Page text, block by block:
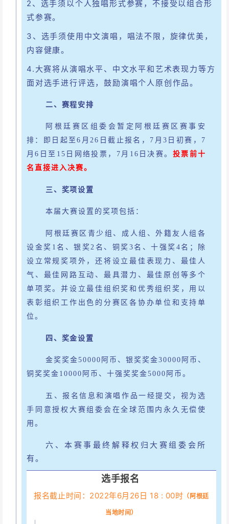
2、选手须以个人独唱形式参赛，不接受以组合形
式参赛。
3、选手须使用中文演唱，唱法不限，旋律优美，
内容健康。
4.大赛将从演唱水平、中文水平和艺术表现力等方
面对选手进行评选，鼓励演唱个人原创作品。
二、赛程安排
阿根廷赛区组委会暂定阿根廷赛区赛事安
排：即日起至6月26日截止报名，7月3日初赛，7
月6日至15日网络投票，7月16日决赛。 投票前十
名直接进入决赛。
三、奖项设置
本届大赛设置的奖项包括：
阿根廷赛区青少组、成人组、外籍友人组各
设金奖 1名、银奖2名、铜奖3名、十强奖4名；除
设立常规奖项外，还将设立最佳表现力、最佳人
气、最佳网路互动、最具潜力、最佳原创等多个
单项奖。并设立最佳组织奖和优秀组织奖，用以
表彰组织工作出色的分赛区各协办单位和支持单
位。
四、奖金设置
金奖奖金50000阿币、银奖奖金30000阿币、
铜奖奖金10000阿币、十强奖奖金5000阿币。
五、报名信息和演唱作品一经提交，视为选
手同意授权大赛组委会在全球范围内永久无偿使
用。
六 、本赛事最终解释权归大赛组委会所
有。
选手报名
报名截止时间：2022年6月26日 18 : 00时 （阿根廷
当地时间）